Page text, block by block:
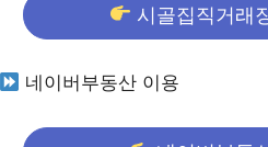
시골집직거래
네이버부동산 이용